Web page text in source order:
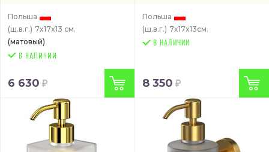
Польша
(ш.в.г.) 7x17x13 см.
(матовый)
6 630
Польша
(ш.в.г.) 7x17x13см.
В НАЛИЧИИ
8 350